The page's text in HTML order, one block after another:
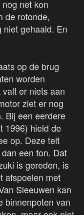
net kon
de rotonde,
gehaald. En
op de brug
worden
er niets aan
ziet er nog
Bij een eerdere
1996) hield de
op. Deze telt
een ton. Dat
is gereden, is
afspoelen met
Sleeuwen kan
binnenpoten van